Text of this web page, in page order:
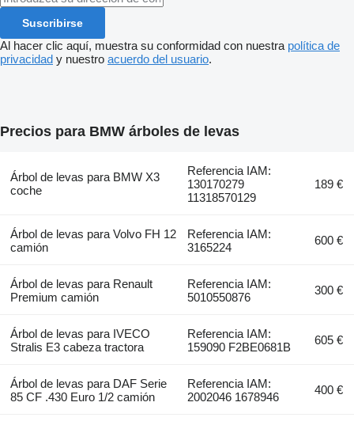
Suscribirse
Al hacer clic aquí, muestra su conformidad con nuestra política de
privacidad y nuestro acuerdo del usuario.
Precios para BMW árboles de levas
Árbol de levas para BMW X3
coche
Referencia IAM:
130170279
11318570129
189 €
Árbol de levas para Volvo FH 12
camión
Referencia IAM:
3165224
600 €
Árbol de levas para Renault
Premium camión
Referencia IAM:
5010550876
300 €
Árbol de levas para IVECO
Stralis E3 cabeza tractora
Referencia IAM:
159090 F2BE0681B
605 €
Árbol de levas para DAF Serie
85 CF .430 Euro 1/2 camión
Referencia IAM:
2002046 1678946
400 €